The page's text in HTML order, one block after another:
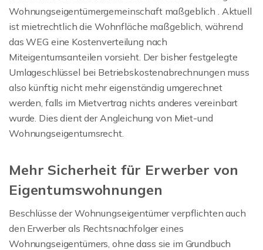
Wohnungseigentümergemeinschaft maßgeblich . Aktuell
ist mietrechtlich die Wohnfläche maßgeblich, während
das WEG eine Kostenverteilung nach
Miteigentumsanteilen vorsieht. Der bisher festgelegte
Umlageschlüssel bei Betriebskostenabrechnungen muss
also künftig nicht mehr eigenständig umgerechnet
werden, falls im Mietvertrag nichts anderes vereinbart
wurde. Dies dient der Angleichung von Miet-und
Wohnungseigentumsrecht.
Mehr Sicherheit für Erwerber von
Eigentumswohnungen
Beschlüsse der Wohnungseigentümer verpflichten auch
den Erwerber als Rechtsnachfolger eines
Wohnungseigentümers, ohne dass sie im Grundbuch